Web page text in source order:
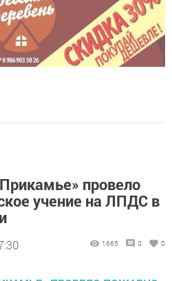
провело
учение на ЛПДС в
1665 0 0